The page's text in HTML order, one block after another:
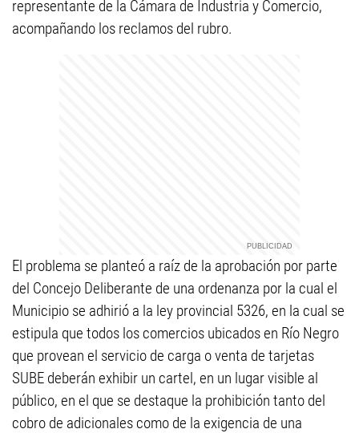
representante de la Cámara de Industria y Comercio,
acompañando los reclamos del rubro.
El problema se planteó a raíz de la aprobación por parte
del Concejo Deliberante de una ordenanza por la cual el
Municipio se adhirió a la ley provincial 5326, en la cual se
estipula que todos los comercios ubicados en Río Negro
que provean el servicio de carga o venta de tarjetas
SUBE deberán exhibir un cartel, en un lugar visible al
público, en el que se destaque la prohibición tanto del
cobro de adicionales como de la exigencia de una